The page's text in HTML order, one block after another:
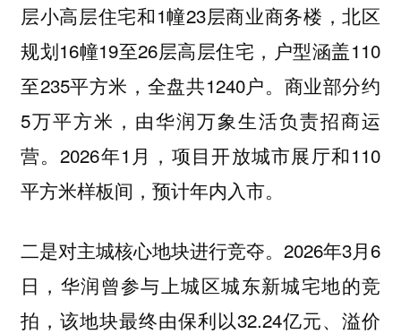
层小高层住宅和1幢23层商业商务楼，北区
规划16幢19至26层高层住宅，户型涵盖110
至235平方米，全盘共1240户。商业部分约
5万平方米，由华润万象生活负责招商运
营。2026年1月，项目开放城市展厅和110
平方米样板间，预计年内入市。
二是对主城核心地块进行竞夺。2026年3月6
日，华润曾参与上城区城东新城宅地的竞
拍，该地块最终由保利以32.24亿元、溢价